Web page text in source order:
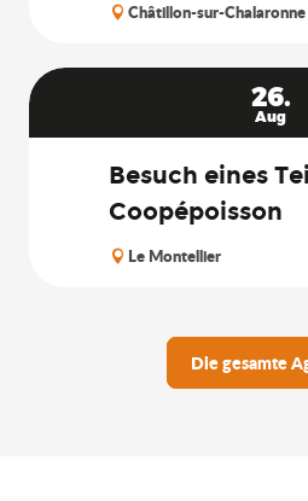
Châtillon-sur-Chalaronne
26.
Aug
Besuch eines
Coopépoisson
Le Montellier
Die gesamte